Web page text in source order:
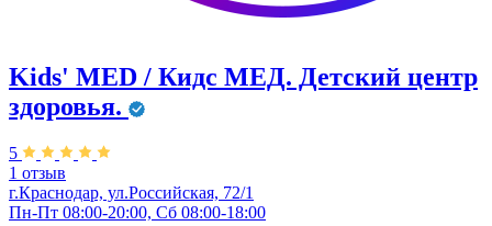
Kids' MED / Кидс МЕД. Детский центр
здоровья.
5
1 отзыв
г.Краснодар, ул.Российская, 72/1
Пн-Пт 08:00-20:00, Сб 08:00-18:00